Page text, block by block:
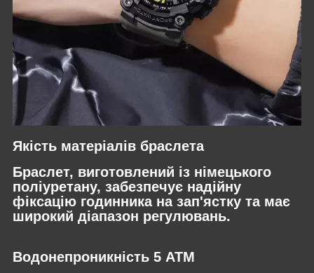
Якість матеріалів браслета
Браслет, виготовлений із німецького
поліуретану, забезпечує надійну
фіксацію годинника на зап'ястку та має
широкий діапазон регулювань.
Водонепроникність 5 АТМ